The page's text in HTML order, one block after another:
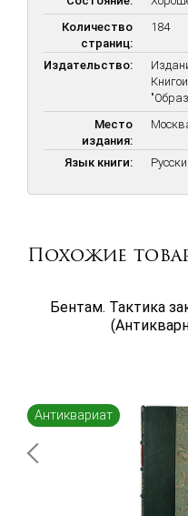
начало 1902 годов.- С
Первая половина 1904 года.-
Количество
страниц:
184
Издательство:
Место
издания:
Язык книги:
Похожие
Бентам. Тактика
Антиквариат